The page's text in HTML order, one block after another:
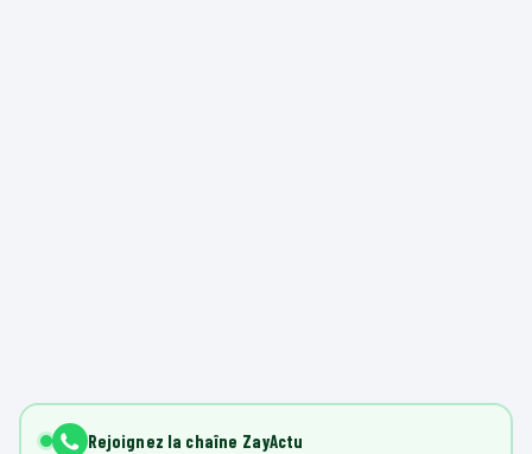
Rejoignez la chaîne ZayActu